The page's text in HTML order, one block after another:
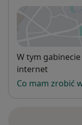
Dostępność
W tym
internet
Co mam zrobić